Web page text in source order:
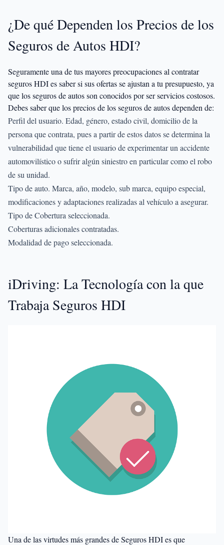
¿De qué Dependen los Precios de los
Seguros de Autos HDI?
Seguramente una de tus mayores preocupaciones al contratar
seguros HDI es saber si sus ofertas se ajustan a tu presupuesto, ya
que los seguros de autos son conocidos por ser servicios costosos.
Debes saber que los precios de los seguros de autos dependen de:
Perfil del usuario. Edad, género, estado civil, domicilio de la
persona que contrata, pues a partir de estos datos se determina la
vulnerabilidad que tiene el usuario de experimentar un accidente
automovilístico o sufrir algún siniestro en particular como el robo
de su unidad.
Tipo de auto. Marca, año, modelo, sub marca, equipo especial,
modificaciones y adaptaciones realizadas al vehículo a asegurar.
Tipo de Cobertura seleccionada.
Coberturas adicionales contratadas.
Modalidad de pago seleccionada.
iDriving: La Tecnología con la que
Trabaja Seguros HDI
Una de las virtudes más grandes de Seguros HDI es que